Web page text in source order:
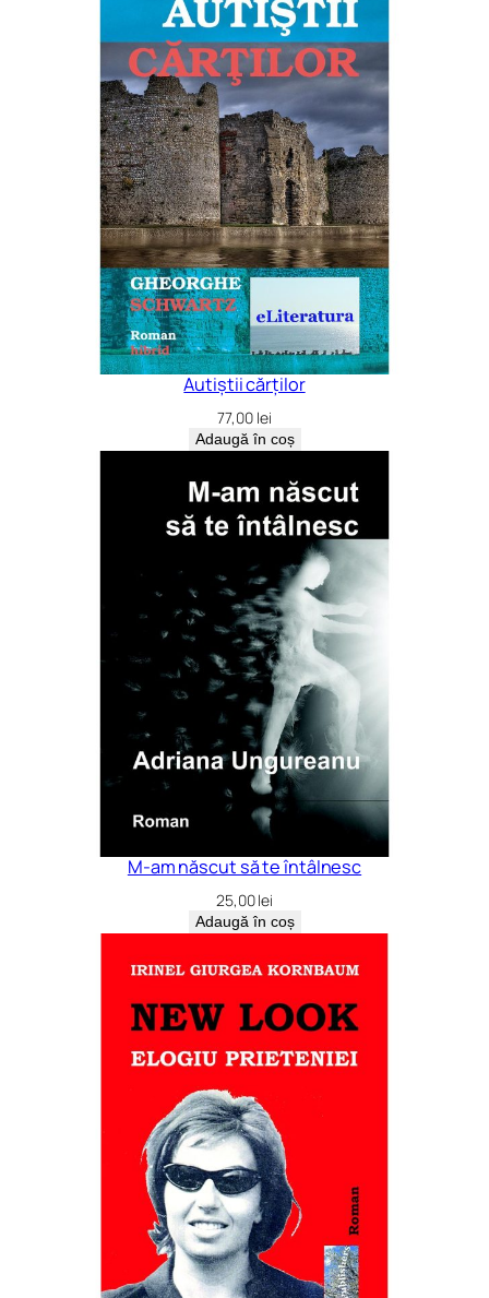
Autiștii cărților
77,00 lei
Adaugă în coș
M-am născut să te întâlnesc
25,00lei
Adaugă în coș